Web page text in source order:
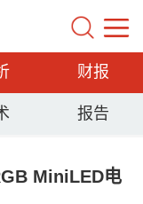
财报
报告
MiniLED电